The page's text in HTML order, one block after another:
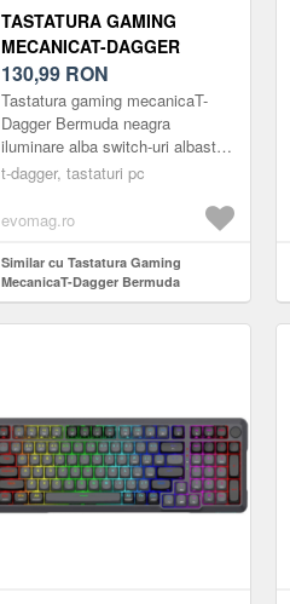
TASTATURA GAMING
MECANICAT-DAGGER
BERMUDA TGK312,
ILUMINARE ICE-BLUE
(NEGRU)
130,99 RON
Tastatura gaming mecanicaT-
Dagger Bermuda neagra
iluminare alba switch-uri albastre,
toate tastele fara conflict (n-key
t-dagger, tastaturi pc
evomag.ro
Similar cu Tastatura Gaming
MecanicaT-Dagger Bermuda
TGK312, iluminare Ice-Blue (Negru)